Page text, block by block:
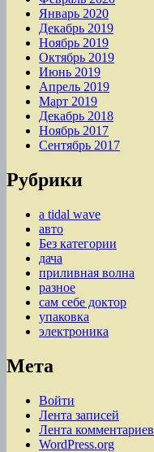
Январь 2020
Декабрь 2019
Ноябрь 2019
Октябрь 2019
Июнь 2019
Апрель 2019
Март 2019
Декабрь 2018
Ноябрь 2017
Сентябрь 2017
Рубрики
a tidal wave
авто
Без категории
дача
приливная волна
разное
сам себе доктор
упаковка
электроника
Мета
Войти
Лента записей
Лента комментариев
WordPress.org